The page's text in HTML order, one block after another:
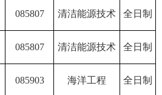
085807 清洁能源技术 全日制
085807 清洁能源技术 全日制
085903 海洋工程 全日制